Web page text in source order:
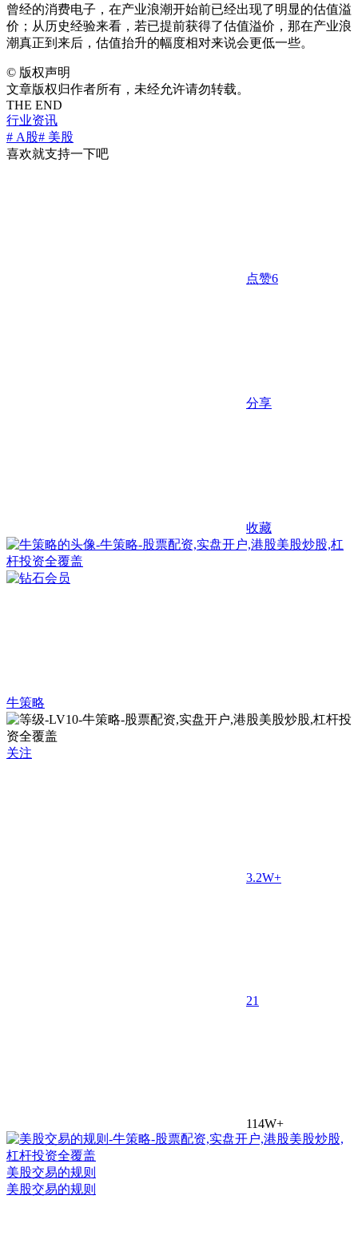
曾经的消费电子，在产业浪潮开始前已经出现了明显的估值溢
价；从历史经验来看，若已提前获得了估值溢价，那在产业浪
潮真正到来后，估值抬升的幅度相对来说会更低一些。
© 版权声明
文章版权归作者所有，未经允许请勿转载。
THE END
行业资讯
# A股# 美股
喜欢就支持一下吧
点赞6
分享
收藏
牛策略
关注
3.2W+
21
114W+
美股交易的规则
美股交易的规则